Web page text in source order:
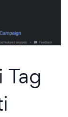
Tag